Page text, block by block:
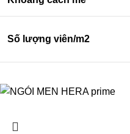
Số lượng viên/m2